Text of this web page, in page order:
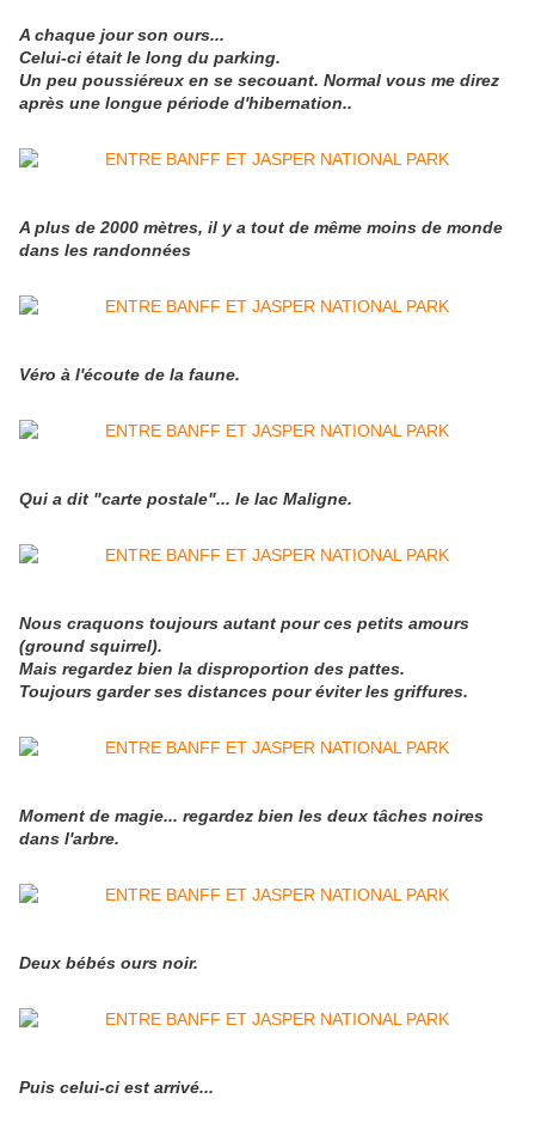
A chaque jour son ours...
Celui-ci était le long du parking.
Un peu poussiéreux en se secouant. Normal vous me direz
après une longue période d'hibernation..
A plus de 2000 mètres, il y a tout de même moins de monde
dans les randonnées
Véro à l'écoute de la faune.
Qui a dit "carte postale"... le lac Maligne.
Nous craquons toujours autant pour ces petits amours
(ground squirrel).
Mais regardez bien la disproportion des pattes.
Toujours garder ses distances pour éviter les griffures.
Moment de magie... regardez bien les deux tâches noires
dans l'arbre.
Deux bébés ours noir.
Puis celui-ci est arrivé...